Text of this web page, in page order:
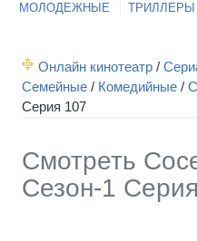
МОЛОДЕЖНЫЕ ТРИЛЛЕРЫ
Онлайн кинотеатр /
Семейные / Комедийные /
Серия 107
Смотреть
Сезон-1